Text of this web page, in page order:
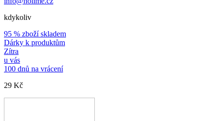
kdykoliv
95 % zboží skladem
Dárky k produktům
Zítra
u vás
100 dnů na vrácení
29 Kč